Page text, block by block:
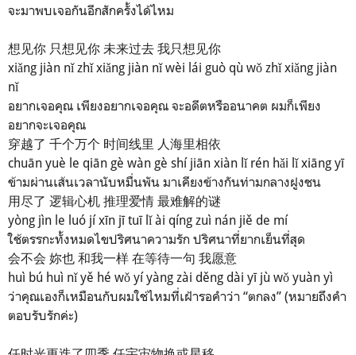
จะมาพบเจอกันอีกสักครั้งได้ไหม
想见你 只想见你 未来过去 我只想见你
xiǎng jiàn nǐ zhǐ xiǎng jiàn nǐ wèi lái guò qù wǒ zhǐ xiǎng jiàn
nǐ
อยากเจอคุณ เพียงอยากเจอคุณ จะอดีตหรืออนาคต ผมก็เพียง
อยากจะเจอคุณ
穿越了 千个万个 时间线里 人海里相依
chuān yuè le qiān gè wàn gè shí jiān xiàn lǐ rén hǎi lǐ xiāng yī
ข้ามผ่านเส้นเวลานับหมื่นพัน มาเคียงข้างกันท่ามกลางฝูงชน
用尽了 逻辑心机 推理爱情 最难解的谜
yòng jìn le luó jí xīn jī tuī lǐ ài qíng zuì nán jiě de mí
ใช้ตรรกะทั้งหมดไขปริศนาความรัก ปริศนาที่ยากเย็นที่สุด
会不会 妳也 和我一样 在等待一句 我愿意
huì bú huì nǐ yě hé wǒ yí yàng zài děng dài yī jù wǒ yuàn yì
ว่าคุณเองก็เหมือนกับผมใช่ไหมที่เฝ้ารอคำว่า “ตกลง” (หมายถึงคำ
ตอบรับรักค่ะ)